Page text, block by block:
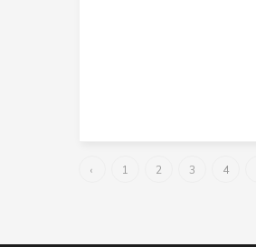
‹ 1 2 3 4